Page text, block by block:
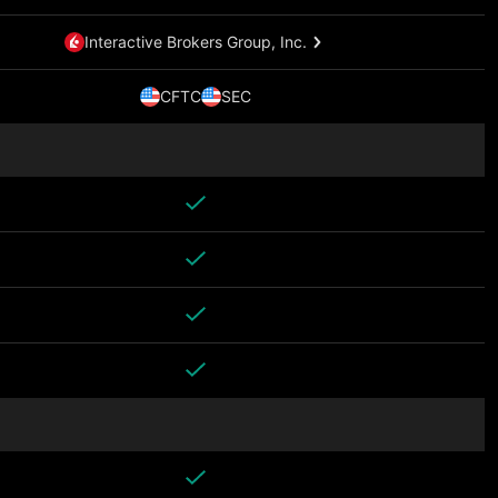
Interactive Brokers Group, Inc.
CFTC SEC